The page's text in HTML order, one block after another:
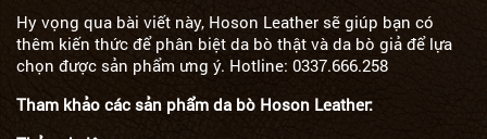
Hy vọng qua bài viết này, Hoson Leather sẽ giúp bạn có
thêm kiến thức để phân biệt da bò thật và da bò giả để lựa
chọn được sản phẩm ưng ý. Hotline: 0337.666.258
Tham khảo các sản phẩm da bò Hoson Leather: